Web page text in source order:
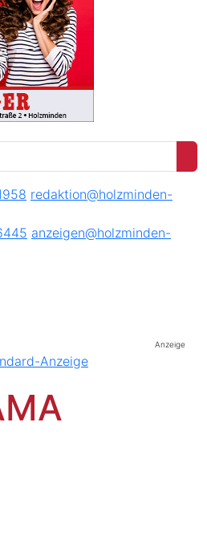
redaktion@holzminden-
anzeigen@holzminden-
Anzeige